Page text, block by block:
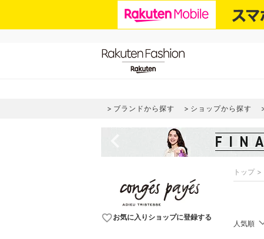
ブランドから探す ショップから探す
favorite_borderお気に入りショップに登録する
トップ
人気順